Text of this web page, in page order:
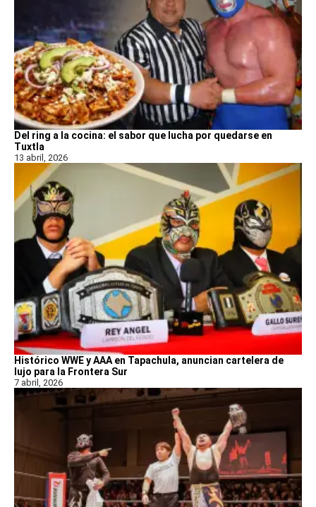
Del ring a la cocina: el sabor que lucha por quedarse en
Tuxtla
13 abril, 2026
Histórico WWE y AAA en Tapachula, anuncian cartelera de
lujo para la Frontera Sur
7 abril, 2026